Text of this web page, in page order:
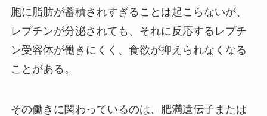
胞に脂肪が蓄積されすぎることは起こらないが、
レプチンが分泌されても、それに反応するレプチ
ン受容体が働きにくく、食欲が抑えられなくなる
ことがある。
その働きに関わっているのは、肥満遺伝子または